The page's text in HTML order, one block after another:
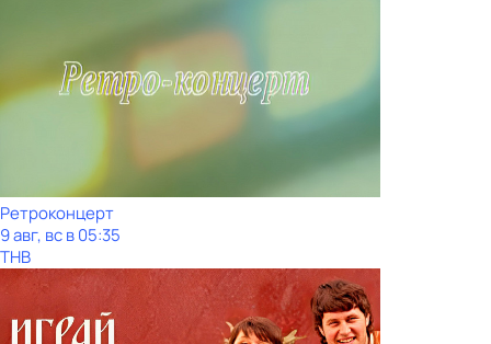
Ретроконцерт
9 авг, вс в 05:35
ТНВ